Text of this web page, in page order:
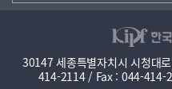
30147 세종특별자치시 시청대
414-2114 / Fax : 044-414-